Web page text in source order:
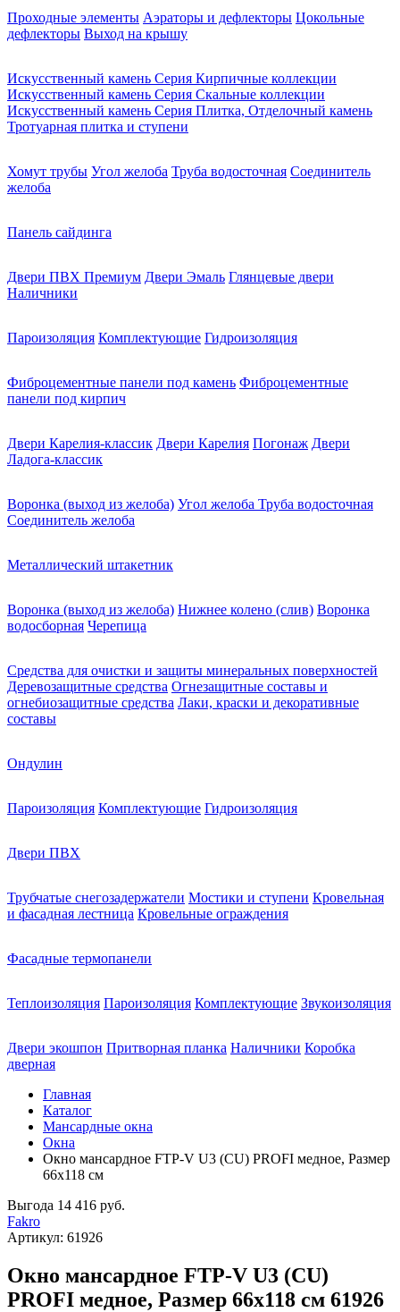
Проходные элементы Аэраторы и дефлекторы Цокольные
дефлекторы Выход на крышу
Искусственный камень Серия Кирпичные коллекции
Искусственный камень Серия Скальные коллекции
Искусственный камень Серия Плитка, Отделочный камень
Тротуарная плитка и ступени
Хомут трубы Угол желоба Труба водосточная Соединитель
желоба
Панель сайдинга
Двери ПВХ Премиум Двери Эмаль Глянцевые двери
Наличники
Пароизоляция Комплектующие Гидроизоляция
Фиброцементные панели под камень Фиброцементные
панели под кирпич
Двери Карелия-классик Двери Карелия Погонаж Двери
Ладога-классик
Воронка (выход из желоба) Угол желоба Труба водосточная
Соединитель желоба
Металлический штакетник
Воронка (выход из желоба) Нижнее колено (слив) Воронка
водосборная Черепица
Средства для очистки и защиты минеральных поверхностей
Деревозащитные средства Огнезащитные составы и
огнебиозащитные средства Лаки, краски и декоративные
составы
Ондулин
Пароизоляция Комплектующие Гидроизоляция
Двери ПВХ
Трубчатые снегозадержатели Мостики и ступени Кровельная
и фасадная лестница Кровельные ограждения
Фасадные термопанели
Теплоизоляция Пароизоляция Комплектующие Звукоизоляция
Двери экошпон Притворная планка Наличники Коробка
дверная
Главная
Каталог
Мансардные окна
Окна
Окно мансардное FTP-V U3 (CU) PROFI медное, Размер
66х118 см
Выгода 14 416 руб.
Fakro
Артикул: 61926
Окно мансардное FTP-V U3 (CU)
PROFI медное, Размер 66х118 см 61926